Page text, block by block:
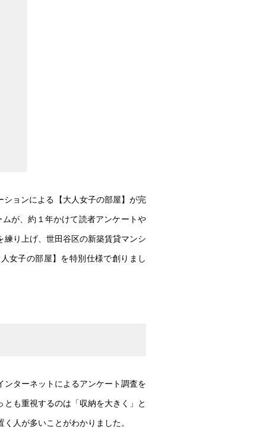
ョンによる【大人女子の部屋】が完
が、約１年かけて読者アンケートや
り上げ、世田谷区の新築賃貸マンシ
女子の部屋】を特別仕様で創りまし
ターネットによるアンケート調査を
も重視するのは「収納を大きく」と
人が多いことがわかりました。